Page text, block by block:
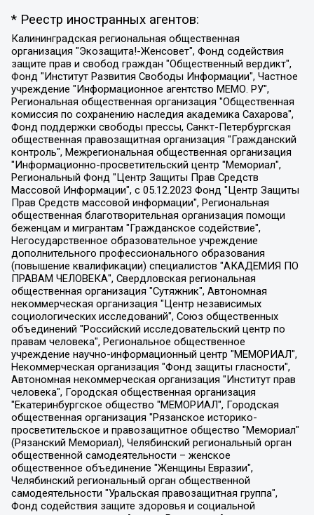
* Реестр иностранных агентов:
Калининградская региональная общественная организация "Экозащита!-Женсовет", Фонд содействия защите прав и свобод граждан "Общественный вердикт", Фонд "Институт Развития Свободы Информации", Частное учреждение "Информационное агентство МЕМО. РУ", Региональная общественная организация "Общественная комиссия по сохранению наследия академика Сахарова", Фонд поддержки свободы прессы, Санкт-Петербургская общественная правозащитная организация "Гражданский контроль", Межрегиональная общественная организация "Информационно-просветительский центр "Мемориал", Региональный Фонд "Центр Защиты Прав Средств Массовой Информации", с 05.12.2023 Фонд "Центр Защиты Прав Средств массовой информации", Региональная общественная благотворительная организация помощи беженцам и мигрантам "Гражданское содействие", Негосударственное образовательное учреждение дополнительного профессионального образования (повышение квалификации) специалистов "АКАДЕМИЯ ПО ПРАВАМ ЧЕЛОВЕКА", Свердловская региональная общественная организация "Сутяжник", Автономная некоммерческая организация "Центр независимых социологических исследований", Союз общественных объединений "Российский исследовательский центр по правам человека", Региональное общественное учреждение научно-информационный центр "МЕМОРИАЛ", Некоммерческая организация "Фонд защиты гласности", Автономная некоммерческая организация "Институт прав человека", Городская общественная организация "Екатеринбургское общество "МЕМОРИАЛ", Городская общественная организация "Рязанское историко-просветительское и правозащитное общество "Мемориал" (Рязанский Мемориал), Челябинский региональный орган общественной самодеятельности – женское общественное объединение "Женщины Евразии", Челябинский региональный орган общественной самодеятельности "Уральская правозащитная группа", Фонд содействия защите здоровья и социальной справедливости имени Андрея Рылькова, Автономная Некоммерческая Организация "Аналитический Центр Юрия Левады", Автономная некоммерческая организация социальной поддержки населения "Проект Апрель", Региональная общественная организация помощи женщинам и детям, находящимся в кризисной ситуации "Информационно-методический центр "Анна", Фонд содействия развитию массовых коммуникаций и правовому просвещению "Так-так-Так", Фонд содействия устойчивому развитию "Серебряная тайга", Свердловский региональный общественный фонд социальных проектов "Новое время", "Idel.Реалии", Кавказ.Реалии, Крым.Реалии, Телеканал Настоящее Время, Татаро-башкирская служба Радио Свобода (Azatliq Radiosi), Радио Свободная Европа/Радио Свобода (PCE/PC), "Сибирь.Реалии", "Фактограф", Благотворительный фонд помощи осужденным и их семьям, Автономная некоммерческая организация "Институт глобализации и социальных движений", Фонд "В защиту прав заключенных", Частное учреждение "Центр поддержки и содействия развитию средств массовой информации", Пензенский региональный общественный благотворительный фонд "Гражданский союз", "Север.Реалии", Некоммерческая организация Фонд "Правовая инициатива", Общество с ограниченной ответственностью "Радио Свободная Европа/Радио Свобода", Чешское информационное агентство "MEDIUM-ORIENT", Красноярская региональная общественная организация "Мы против СПИДа", Камалягин Денис Николаевич, Маркелов Сергей Евгеньевич, Пономарев Лев Александрович, Савицкая Людмила Алексеевна, Автономная некоммерческая организация "Центр по работе с проблемой насилия "НАСИЛИЮ.НЕТ", Межрегиональный профессиональный союз работников здравоохранения "Альянс врачей", Юридическое лицо, зарегистрированное в Латвийской Республике, SIA "Medusa Project" (регистрационный номер 40103797863, дата регистрации 10.06.2014), Некоммерческая организация "Фонд по борьбе с коррупцией", Автономная некоммерческая организация "Институт права и публичной политики", Баданин Роман Сергеевич, Гликин Максим Александрович, Железнова Мария Михайловна, Лукьянова Юлия Сергеевна, Маетная Елизавета Витальевна, Маняхин Петр Борисович, Чуракова Ольга Владимировна, Ярош Юлия Петровна, Юридическое лицо "The Insider SIA", зарегистрированное в Риге, Латвийская Республика (дата регистрации 26.06.2015), являющееся администратором доменного имени интернет-издания "The Insider SIA", https://theins.ru, Постернак Алексей Евгеньевич, Рубин Михаил Аркадьевич, Анин Роман Александрович, Юридическое лицо Istories fonds, зарегистрированное в Латвийской Республике (регистрационный номер 50008295751, дата регистрации 24.02.2020), Великовский Дмитрий Александрович, Долинина Ирина Николаевна, Мароховская Алеся Алексеевна, Шлейнов Роман Юрьевич, Шмагун Олеся Валентиновна, Общество с ограниченной ответственностью "Альтаир 2021", Общество с ограниченной ответственностью "Вега 2021", Общество с ограниченной ответственностью "Главный редактор 2021", Общество с ограниченной ответственностью "Ромашки монолит", Важенков Артем Валерьевич, Ивановская областная общественная организация "Центр гендерных исследований", Гурман Юрий Альбертович, Медиапроект "ОВД-Инфо", Егоров Владимир Владимирович, Жилинский Владимир Александрович, Общество с ограниченной ответственностью "ЗП", Иванова София Юрьевна, Карезина Инна Павловна, Кильтау Екатерина Викторовна, Петров Алексей Викторович, Пискунов Сергей Евгеньевич, Смирнов Сергей Сергеевич, Тихонов Михаил Сергеевич, Общество с ограниченной ответственностью "ЖУРНАЛИСТ-ИНОСТРАННЫЙ АГЕНТ", Арапова Галина Юрьевна, Вольтская Татьяна Анатольевна, Американская компания "Mason G.E.S. Anonymous Foundation" (США), являющаяся владельцем интернет-издания https://mnews.world/, Компания "Stichting Bellingcat", зарегистрированная в Нидерландах (дата регистрации 11.07.2018), Захаров Андрей Вячеславович, Клепиковская Екатерина Дмитриевна, Общество с ограниченной ответственностью "МЕМО", Перл Роман Александрович, Симонов Евгений Алексеевич, Соловьева Елена Анатольевна, Сотников Даниил Владимирович, Сурначева Елизавета Дмитриевна, Автономная некоммерческая организация по защите прав человека и информированию населения "Якутия – Наше Мнение", Общество с ограниченной ответственностью "Москоу диджитал медиа", с 26.01.2023 Общество с ограниченной ответственностью "Чайка Белые сады", Ветошкина Валерия Валерьевна, Заговора Максим Александрович, Межрегиональное общественное движение "Российская ЛГБТ - сеть", Оленичев Максим Владимирович, Павлов Иван Юрьевич, Скворцова Елена Сергеевна, Общество с ограниченной ответственностью "Как бы инагент", Кочетков Игорь Викторович, Общество с ограниченной ответственностью "Честные выборы", Еланчик Олег Александрович, Общество с ограниченной ответственностью "Нобелевский призыв", Гималова Регина Эмилевна, Григорьев Андрей Валерьевич, Григорьева Алина Александровна, Ассоциация по содействию защите прав призывников, альтернативнослужащих и военнослужащих "Правозащитная группа "Гражданин.Армия.Право", Хисамова Регина Фаритовна, Автономная некоммерческая организация по реализации социально-правовых программ "Лилит", Дальневосточное общественное движение "Маяк", Санкт-Петербургская ЛГБТ-инициативная группа "Выход", Инициативная группа ЛГБТ+ "Реверс", Алексеев Андрей Викторович, Бекбулатова Таисия Львовна, Беляев Иван Михайлович, Владыкина Елена Сергеевна, Гельман Марат Александрович, Никульшина Вероника Юрьевна, Толоконникова Надежда Андреевна, Шендерович Виктор Анатольевич, Общество с ограниченной ответственностью "Данное сообщение", Общество с ограниченной ответственностью Издательский дом "Новая глава", Айнбиндер Александра Александровна, Московский комьюнити-центр для ЛГБТ+инициатив, Благотворительный фонд развития филантропии, Deutsche Welle (Германия, Kurt-Schumacher-Strasse 3, 53113 Bonn), Борзунова Мария Михайловна, Воробьев Виктор Викторович, Голубева Анна Львовна, Константинова Алла Михайловна, Малкова Ирина Владимировна, Мурадов Мурад Абдулгалимович, Осетинская Елизавета Николаевна, Понасенков Евгений Николаевич, Ганапольский Матвей Юрьевич, Киселев Евгений Алексеевич, Борухович Ирина Григорьевна, Дремин Иван Тимофеевич, Дубровский Дмитрий Викторович, Красноярская региональная общественная организация поддержки и развития альтернативных образовательных технологий и межкультурных коммуникаций "ИНТЕРРА", Маяковская Екатерина Алексеевна, Фейгин Марк Захарович, Филимонов Андрей Викторович, Дзугкоева Регина Николаевна, Доброхотов Роман Александрович, Дудь Юрий Александрович, Елкин Сергей Владимирович, Кругликов Кирилл Игоревич, Сабунаева Мария Леонидовна, Семенов Алексей Владимирович, Шаинян Карен Багратович, Шульман Екатерина Михайловна, Асафьев Артур Валерьевич, Вахштайн Виктор Семенович, Венедиктов Алексей Алексеевич, Лушникова Екатерина Евгеньевна, Волков Леонид Михайлович, Невзоров Александр Глебович, Пархоменко Сергей Борисович, Сироткин Ярослав Николаевич, Кара-Мурза Владимир Владимирович, Баранова Наталья Владимировна, Гозман Леонид Яковлевич, Кагарлицкий Борис Юльевич, Климарев Михаил Валерьевич, Милов Владимир Станиславович, Автономная некоммерческая организация Краснодарский центр современного искусства "Типография", Моргенштерн Алишер Тагирович, Соболь Любовь Эдуардовна, Общество с ограниченной ответственностью "ЛИЗА НОРМ", Каспаров Гарри Кимович, Ходорковский Михаил Борисович, Общество с ограниченной ответственностью "Апрельские тезисы", Данилович Ирина Брониславовна, Кашин Олег Владимирович, Петров Николай Владимирович, Пивоваров Алексей Владимирович, Соколов Михаил Владимирович, Цветкова Юлия Владимировна, Чичваркин Евгений Александрович, Комитет против пыток/Команда против пыток, Общество с ограниченной ответственностью "Первый научный", Общество с ограниченной ответственностью "Вертолет и ко", Белоцерковская Вероника Борисовна, Кац Максим Евгеньевич, Лазарева Татьяна Юрьевна, Шаведдинов Руслан Табризович, Яшин Илья Валерьевич, Общество с ограниченной ответственностью "Иноагент ААВ", Алешковский Дмитрий Петрович, Альбац Евгения Марковна, Быков Дмитрий Львович, Галямина Юлия Евгеньевна, Лойко Сергей Леонидович, Мартынов Кирилл Константинович, Медведев Сергей Александрович, Крашенинников Федор Геннадиевич, Гордеева Катерина Вл